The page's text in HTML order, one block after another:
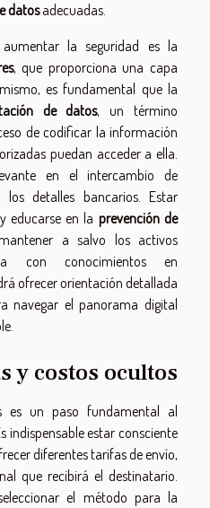
datosadecuadas.
la seguridad es la
, que proporciona una capa
es fundamental que la
de datos, un término
de codificar la información
puedan acceder a ella.
en el intercambio de
detalles bancarios. Estar
educarse en la prevención de
a salvo los activos
con conocimientos en
ofrecer orientación detallada
navegar el panorama digital
y costos ocultos
es un paso fundamental al
indispensable estar consciente
diferentes tarifas de envío,
que recibirá el destinatario.
el método para la